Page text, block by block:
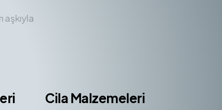
aşkıyla
Cila Malzemeleri